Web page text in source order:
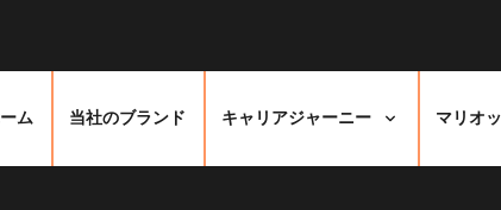
ム 当社のブランド キャリアジャーニー マリオ